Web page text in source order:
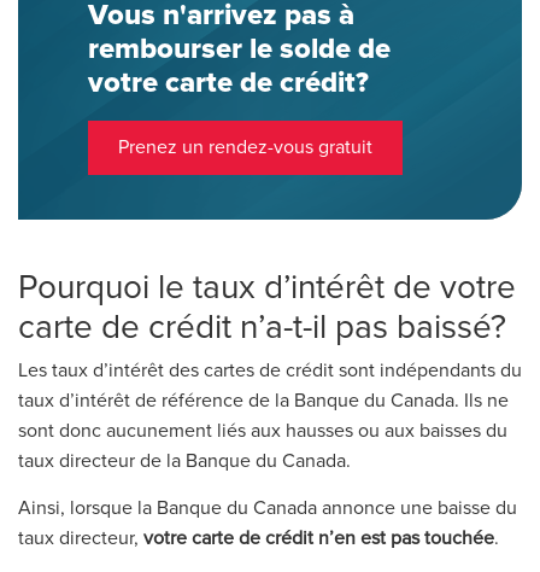
Vous n'arrivez pas à
rembourser le solde de
votre carte de crédit?
Prenez un rendez-vous gratuit
Pourquoi le taux d’intérêt de votre
carte de crédit n’a-t-il pas baissé?
Les taux d’intérêt des cartes de crédit sont indépendants du
taux d’intérêt de référence de la Banque du Canada. Ils ne
sont donc aucunement liés aux hausses ou aux baisses du
taux directeur de la Banque du Canada.
Ainsi, lorsque la Banque du Canada annonce une baisse du
taux directeur, votre carte de crédit n’en est pas touchée.